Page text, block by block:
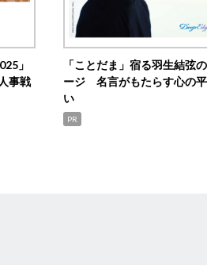
」
事戦
「ことだま」宿る羽生結弦
ージ 名言がもたらす心の
い
PR